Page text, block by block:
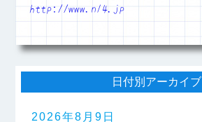
http://www.n14.jp
日付別アーカイブ
2026年8月9日